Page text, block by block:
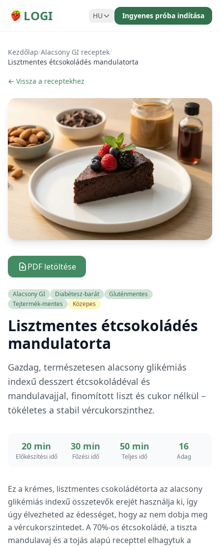
LOGI HU Ingyenes próba indítása
Kezdőlap/Alacsony GI receptek/
Lisztmentes étcsokoládés mandulatorta
← Vissza a receptekhez
PDF letöltése
Alacsony GI Diabétesz-barát
Gluténmentes
Tejtermék-mentes
Közepes
Lisztmentes étcsokoládés
mandulatorta
Gazdag, természetesen alacsony glikémiás
indexű desszert étcsokoládéval és
mandulavajjal, finomított liszt és cukor nélkül –
tökéletes a stabil vércukorszinthez.
20 min
Előkészítési idő
30 min
Főzési idő
50 min
Teljes idő
16
Adag
Ez a krémes, lisztmentes csokoládétorta az alacsony
glikémiás indexű összetevők erejét használja ki, így
úgy élvezheted az édességet, hogy az nem dobja meg
a vércukorszintedet. A 70%-os étcsokoládé, a tiszta
mandulavaj és a tojás alapú recepttel elhagytuk a